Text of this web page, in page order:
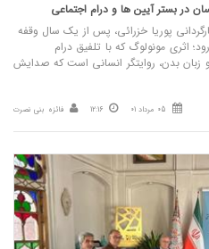
در بستر آیین ها و درام اجتماعی
پوریا خزرائی، پس از یک سال وقفه
اثری مونولوگ که با تلفیق درام
زبان بدن، روایتگر انسانی است که صدایش
05 مرداد 01 12:16 فائزه بنی نصرت